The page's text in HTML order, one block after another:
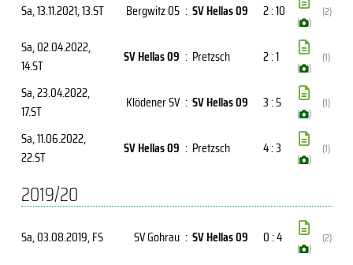
Sa, 13.11.2021, 13.ST Bergwitz 05 : SV Hellas 09 2 : 10
( )
(2)
Sa, 02.04.2022,
14.ST
SV Hellas 09 : Pretzsch 2 : 1
( )
(1)
Sa, 23.04.2022,
17.ST
Klödener SV : SV Hellas 09 3 : 5
( )
(1)
Sa, 11.06.2022,
22.ST
SV Hellas 09 : Pretzsch 4 : 3
( )
(1)
2019/20
Sa, 03.08.2019, FS SV Gohrau : SV Hellas 09 0 : 4
( )
(2)